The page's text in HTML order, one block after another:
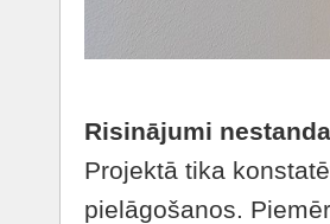
Risinājumi
Projektā tika
pielāgošanos.